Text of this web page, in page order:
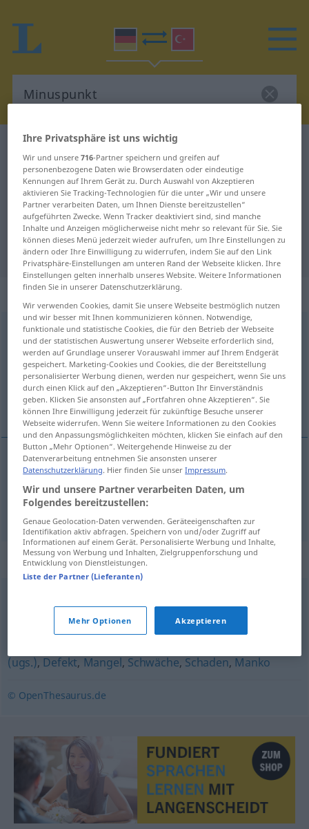
Deutsch-Türkisch Wörterbuch
Deutsch-Türkisch Übersetzung für
"Minuspunkt"
"Minuspunkt" Türkisch
Übersetzung
„Minuspunkt“: männlich
Minuspunktm FIG
Übersicht aller Übersetzungen
(Für mehr Details die Übersetzung anklicken/antippen)
dezavantaj, eksi puan
dezavantaj Minuspunkt(≈ Nachteil)
eksi puan Minuspunktin einem Punktesystem
Synonyme für "Minuspunkt"
Schwachpunkt,(einziger) Nachteil,Wermutstropfen
(ugs.), Defekt, Mangel, Schwäche, Schaden, Manko
© OpenThesaurus.de
Ihre Privatsphäre ist uns wichtig
Wir und unsere716-Partner speichern und greifen auf
personenbezogene Daten wie Browserdaten oder eindeutige
Kennungen auf Ihrem Gerät zu. Durch Auswahl von Akzeptieren
aktivieren Sie Tracking-Technologien für die unter „Wir und unsere
Partner verarbeiten Daten, um Ihnen Dienste bereitzustellen“
aufgeführten Zwecke. Wenn Tracker deaktiviert sind, sind manche
Inhalte und Anzeigen möglicherweise nicht mehr so relevant für Sie. Sie
können dieses Menü jederzeit wieder aufrufen, um Ihre Einstellungen zu
ändern oder Ihre Einwilligung zu widerrufen, indem Sie auf den Link
Privatsphäre-Einstellungen am unteren Rand der Webseite klicken. Ihre
Einstellungen gelten innerhalb unseres Website. Weitere Informationen
finden Sie in unserer Datenschutzerklärung.
Wir verwenden Cookies, damit Sie unsere Webseite bestmöglich nutzen
und wir besser mit Ihnen kommunizieren können. Notwendige,
funktionale und statistische Cookies, die für den Betrieb der Webseite
und der statistischen Auswertung unserer Webseite erforderlich sind,
werden auf Grundlage unserer Vorauswahl immer auf Ihrem Endgerät
gespeichert. Marketing-Cookies und Cookies, die der Bereitstellung
personalisierter Werbung dienen, werden nur gespeichert, wenn Sie uns
durch einen Klick auf den „Akzeptieren“-Button Ihr Einverständnis
geben. Klicken Sie ansonsten auf „Fortfahren ohne Akzeptieren“. Sie
können Ihre Einwilligung jederzeit für zukünftige Besuche unserer
Webseite widerrufen. Wenn Sie weitere Informationen zu den Cookies
und den Anpassungsmöglichkeiten möchten, klicken Sie einfach auf den
Button „Mehr Optionen“. Weitergehende Hinweise zu der
Datenverarbeitung entnehmen Sie ansonsten unserer
Datenschutzerklärung. Hier finden Sie unserImpressum.
Wir und unsere Partner verarbeiten Daten, um
Folgendes bereitzustellen:
Genaue Geolocation-Daten verwenden. Geräteeigenschaften zur
Identifikation aktiv abfragen. Speichern von und/oder Zugriff auf
Informationen auf einem Gerät. Personalisierte Werbung und Inhalte,
Messung von Werbung und Inhalten, Zielgruppenforschung und
Entwicklung von Dienstleistungen.
Liste der Partner (Lieferanten)
Mehr Optionen Akzeptieren